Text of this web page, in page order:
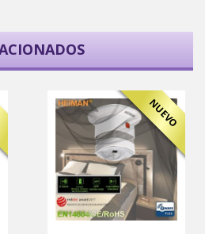
NUEVO